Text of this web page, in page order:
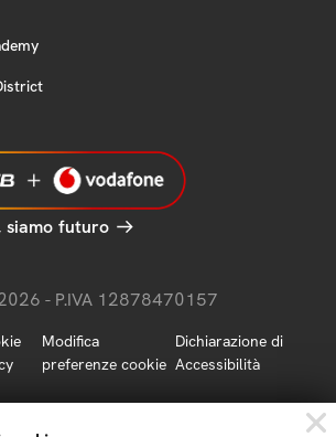
siamo futuro
- P.IVA 12878470157
Modifica
preferenze cookie
Dichiarazione di
Accessibilità